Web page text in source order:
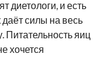
диетологи, и есть
силы на весь
яиц
хочется